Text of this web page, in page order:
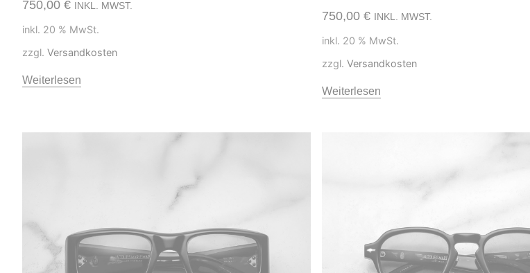
750,00 € INKL. MWST.
inkl. 20 % MwSt.
zzgl. Versandkosten
Weiterlesen
750,00 € INKL. MWST.
inkl. 20 % MwSt.
zzgl. Versandkosten
Weiterlesen